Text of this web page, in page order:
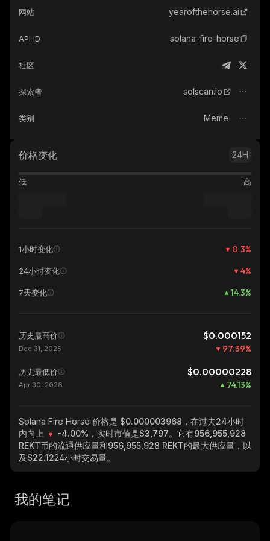
网站 yearofthehorse.ai
API ID solana-fire-horse
社区
探索者 solscan.io
类别 Meme
价格变化 24H
低 高
1小时变化 0.3%
24小时变化 4%
7天变化 14.3%
历史最高价 $0.000152
Dec 31, 2025 97.39%
历史最低价 $0.00000228
Apr 30, 2026 74.13%
Solana Fire Horse 价格是 $0.000003968，在过去24小时
内向上
-4.00% ，实时市值是$3,797。它有956,955,928
REKT币的流通供应量和956,955,928 REKT的最大供应量，以
及$22.1224小时交易量。
我的笔记